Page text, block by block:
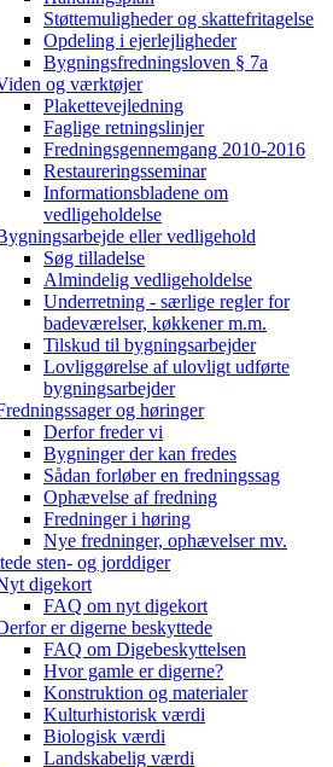
Støttemuligheder og skattefritagelse
Opdeling i ejerlejligheder
Bygningsfredningsloven § 7a
og værktøjer
Plakettevejledning
Faglige retningslinjer
Fredningsgennemgang 2010-2016
Restaureringsseminar
Informationsbladene om
vedligeholdelse
eller vedligehold
Søg tilladelse
Almindelig vedligeholdelse
Underretning - særlige regler for
badeværelser, køkkener m.m.
Tilskud til bygningsarbejder
Lovliggørelse af ulovligt udførte
bygningsarbejder
og høringer
Derfor freder vi
Bygninger der kan fredes
Sådan forløber en fredningssag
Ophævelse af fredning
Fredninger i høring
Nye fredninger, ophævelser mv.
sten- og jorddiger
digekort
FAQ om nyt digekort
er digerne beskyttede
FAQ om Digebeskyttelsen
Hvor gamle er digerne?
Konstruktion og materialer
Kulturhistorisk værdi
Biologisk værdi
Landskabelig værdi